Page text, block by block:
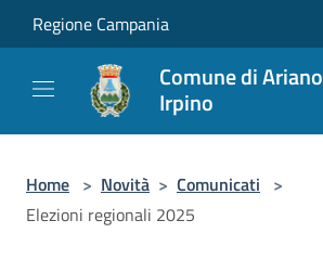
Salta al contenuto principale
Regione Campania
Comune di Ariano
Irpino
Home > Novità > Comunicati >
Elezioni regionali 2025